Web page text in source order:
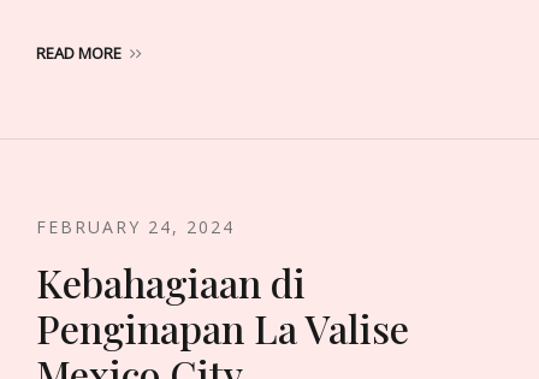
READ MORE
FEBRUARY 24, 2024
Kebahagiaan di
Penginapan La Valise